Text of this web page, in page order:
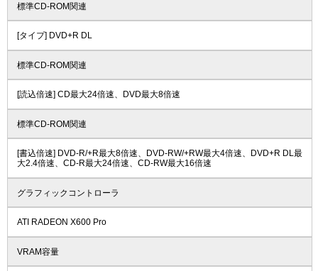
標準CD-ROM関連
[タイプ] DVD+R DL
標準CD-ROM関連
[読込倍速] CD最大24倍速、DVD最大8倍速
標準CD-ROM関連
[書込倍速] DVD-R/+R最大8倍速、DVD-RW/+RW最大4倍速、DVD+R DL最
大2.4倍速、CD-R最大24倍速、CD-RW最大16倍速
グラフィックコントローラ
ATI RADEON X600 Pro
VRAM容量